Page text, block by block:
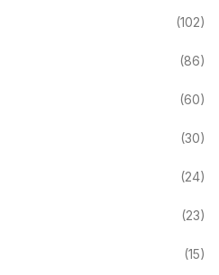
(102)
(86)
(60)
(30)
(24)
(23)
(15)